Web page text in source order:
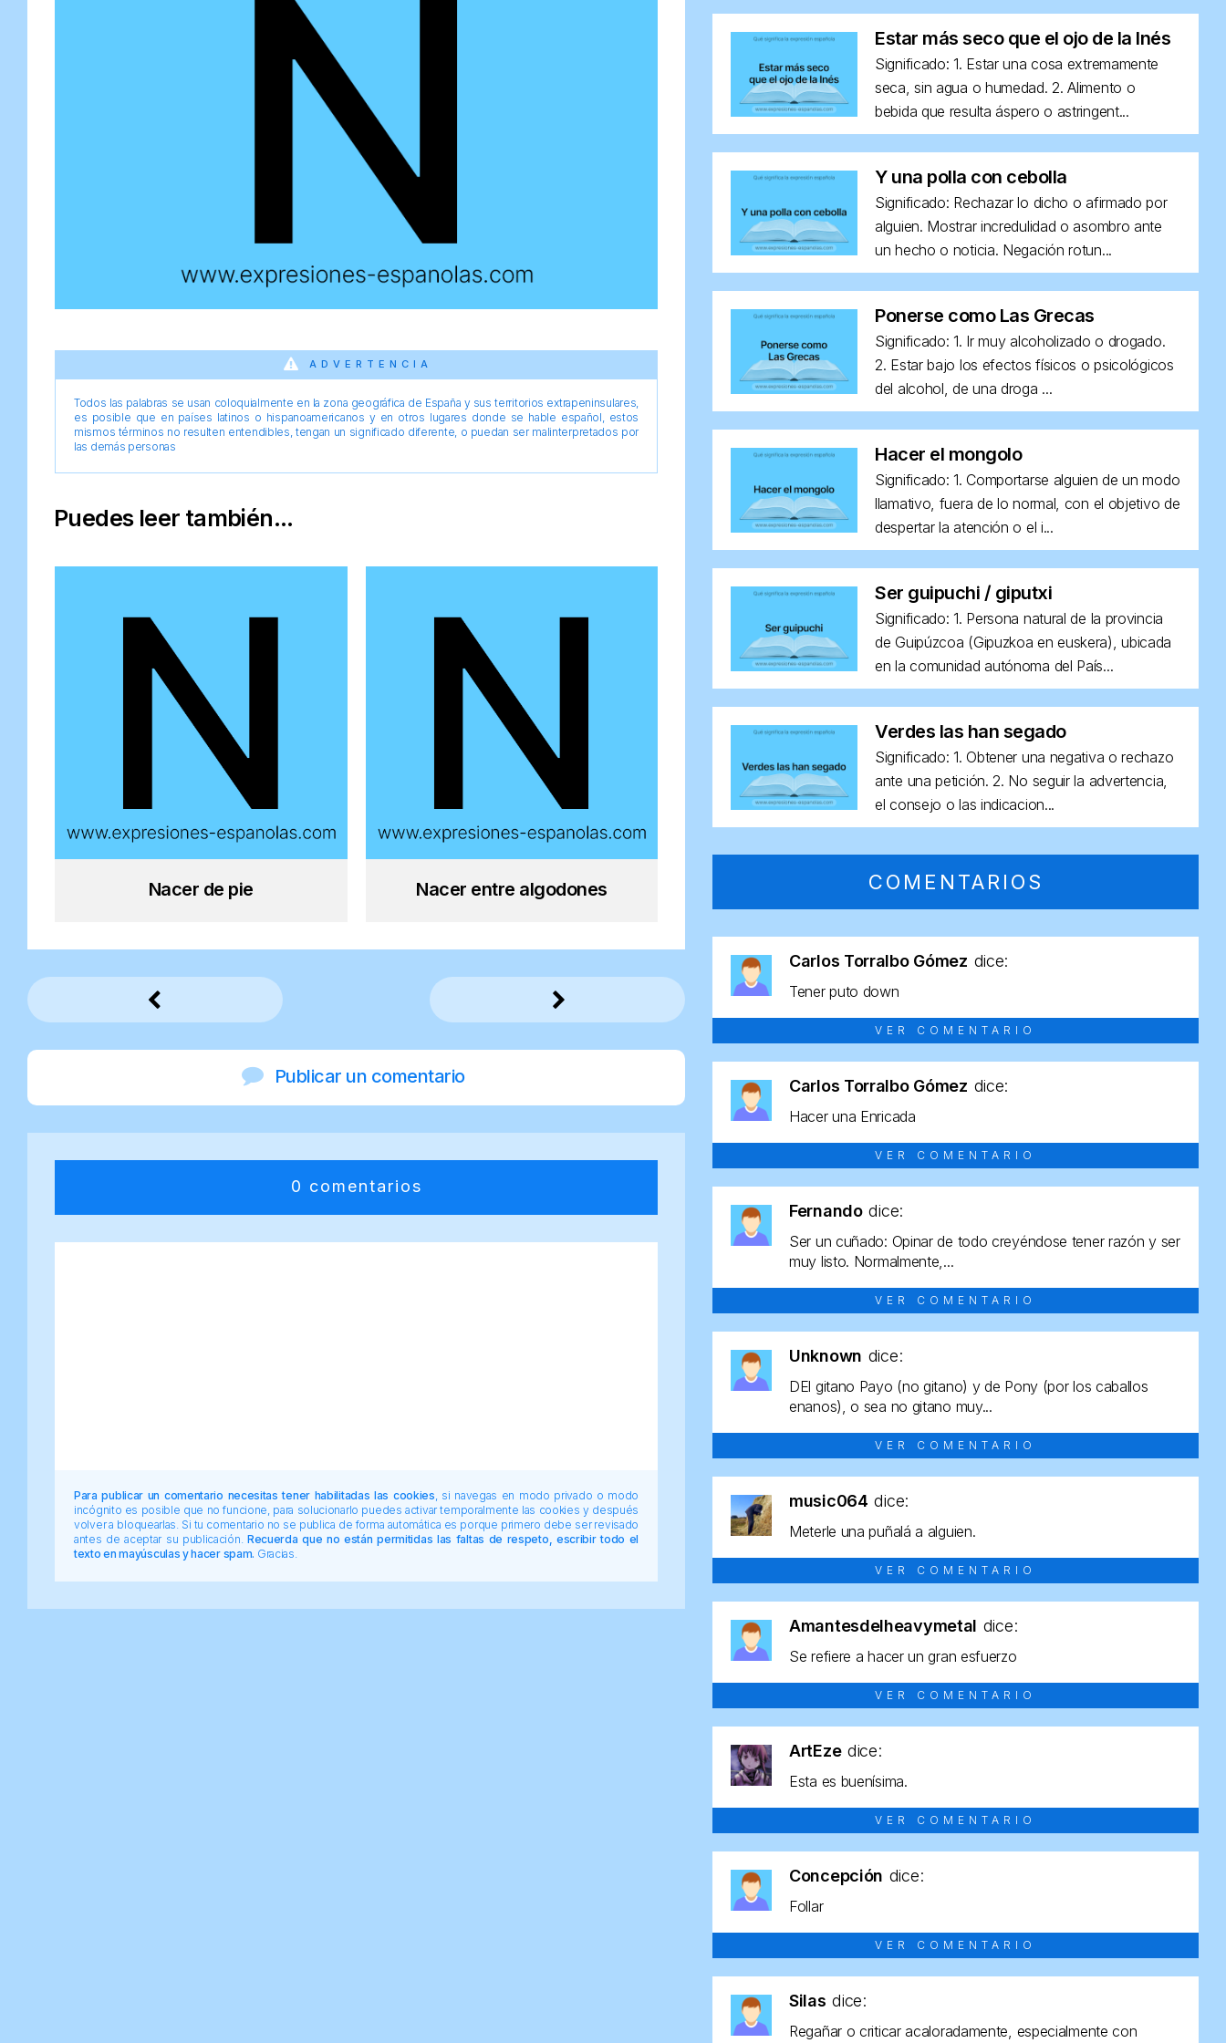
ADVERTENCIA
Todos las palabras se usan coloquialmente en la zona geográfica de España y sus territorios extrapeninsulares,
es posible que en países latinos o hispanoamericanos y en otros lugares donde se hable español, estos
mismos términos no resulten entendibles, tengan un significado diferente, o puedan ser malinterpretados por
las demás personas
Puedes leer también...
Nacer de pie Nacer entre algodones
Publicar un comentario
0 comentarios
Para publicar un comentario necesitas tener habilitadas las cookies , si navegas en modo privado o modo
incógnito es posible que no funcione, para solucionarlo puedes activar temporalmente las cookies y después
volver a bloquearlas. Si tu comentario no se publica de forma automática es porque primero debe ser revisado
antes de aceptar su publicación. Recuerda que no están permitidas las faltas de respeto, escribir todo el
texto en mayúsculas y hacer spam. Gracias.
Estar más seco que el ojo de la Inés
Significado: 1. Estar una cosa extremamente
seca, sin agua o humedad. 2. Alimento o
bebida que resulta áspero o astringent...
Y una polla con cebolla
Significado: Rechazar lo dicho o afirmado por
alguien. Mostrar incredulidad o asombro ante
un hecho o noticia. Negación rotun...
Ponerse como Las Grecas
Significado: 1. Ir muy alcoholizado o drogado.
2. Estar bajo los efectos físicos o psicológicos
del alcohol, de una droga ...
Hacer el mongolo
Significado: 1. Comportarse alguien de un modo
llamativo, fuera de lo normal, con el objetivo de
despertar la atención o el i...
Ser guipuchi / giputxi
Significado: 1. Persona natural de la provincia
de Guipúzcoa (Gipuzkoa en euskera), ubicada
en la comunidad autónoma del País...
Verdes las han segado
Significado: 1. Obtener una negativa o rechazo
ante una petición. 2. No seguir la advertencia,
el consejo o las indicacion...
COMENTARIOS
Carlos Torralbo Gómez dice:
Tener puto down
VER COMENTARIO
Carlos Torralbo Gómez dice:
Hacer una Enricada
VER COMENTARIO
Fernando dice:
Ser un cuñado: Opinar de todo creyéndose tener razón y ser
muy listo. Normalmente,...
VER COMENTARIO
Unknown dice:
DEl gitano Payo (no gitano) y de Pony (por los caballos
enanos), o sea no gitano muy...
VER COMENTARIO
music064 dice:
Meterle una puñalá a alguien.
VER COMENTARIO
Amantesdelheavymetal dice:
Se refiere a hacer un gran esfuerzo
VER COMENTARIO
ArtEze dice:
Esta es buenísima.
VER COMENTARIO
Concepción dice:
Follar
VER COMENTARIO
Silas dice:
Regañar o criticar acaloradamente, especialmente con